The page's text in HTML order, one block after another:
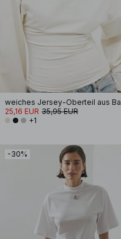
25,16 EUR 35,95 EUR
+1
-30%